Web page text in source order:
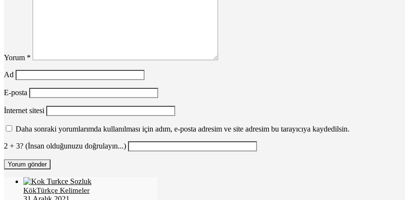
Yorum *
Ad
E-posta
İnternet sitesi
Daha sonraki yorumlarımda kullanılması için adım, e-posta adresim ve site adresim bu tarayıcıya kaydedilsin.
2 + 3? (İnsan olduğunuzu doğrulayın...)
KökTürkçe Kelimeler